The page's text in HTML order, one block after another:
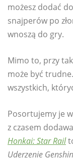
możesz dodać
snajperów po
wnoszą do gry.
Mimo to, przy
może być
wszystkich,
Posortujemy je
z czasem
Honkai: Star Rail
Uderzenie